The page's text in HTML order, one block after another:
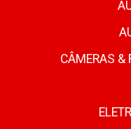
CÂMERAS &